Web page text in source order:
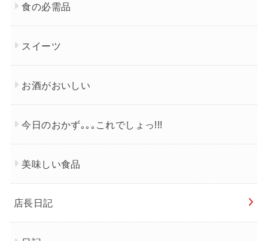
食の必需品
スイーツ
お酒がおいしい
今日のおかず｡｡｡これでしょっ!!!
美味しい食品
店長日記